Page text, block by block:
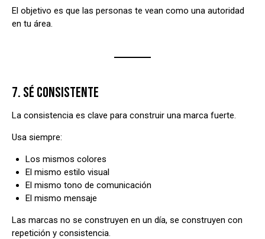
El objetivo es que las personas te vean como una autoridad
en tu área.
7. SÉ CONSISTENTE
La consistencia es clave para construir una marca fuerte.
Usa siempre:
Los mismos colores
El mismo estilo visual
El mismo tono de comunicación
El mismo mensaje
Las marcas no se construyen en un día, se construyen con
repetición y consistencia.